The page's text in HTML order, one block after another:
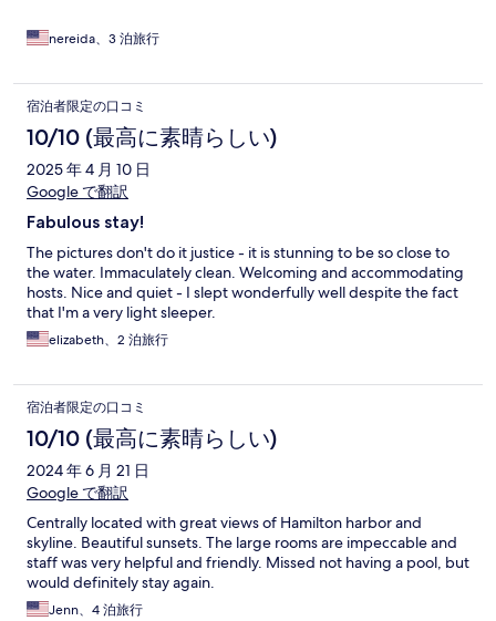
nereida、3 泊旅行
宿泊者限定の口コミ
10/10 (最高に素晴らしい)
2025 年 4 月 10 日
Google で翻訳
Fabulous stay!
The pictures don't do it justice - it is stunning to be so close to
the water. Immaculately clean. Welcoming and accommodating
hosts. Nice and quiet - I slept wonderfully well despite the fact
that I'm a very light sleeper.
elizabeth、2 泊旅行
宿泊者限定の口コミ
10/10 (最高に素晴らしい)
2024 年 6 月 21 日
Google で翻訳
Centrally located with great views of Hamilton harbor and
skyline. Beautiful sunsets. The large rooms are impeccable and
staff was very helpful and friendly. Missed not having a pool, but
would definitely stay again.
Jenn、4 泊旅行